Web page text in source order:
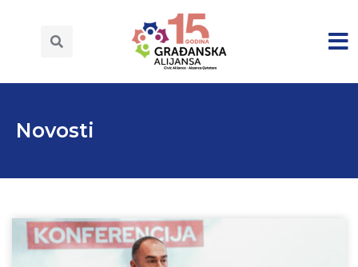
Novosti